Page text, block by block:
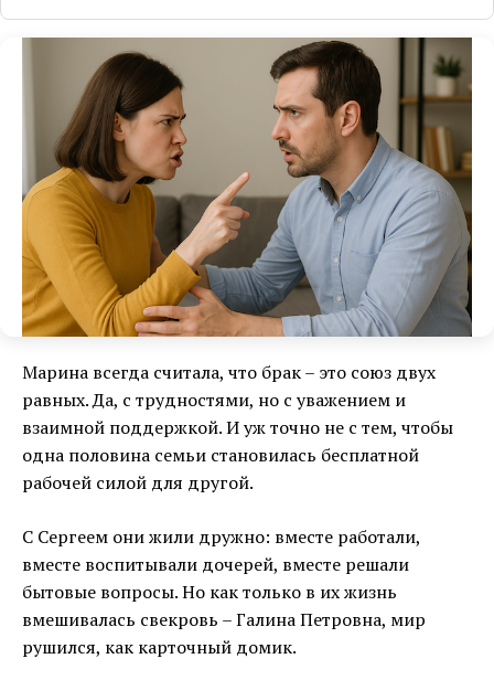
Марина всегда считала, что брак – это союз двух
равных. Да, с трудностями, но с уважением и
взаимной поддержкой. И уж точно не с тем, чтобы
одна половина семьи становилась бесплатной
рабочей силой для другой.
С Сергеем они жили дружно: вместе работали,
вместе воспитывали дочерей, вместе решали
бытовые вопросы. Но как только в их жизнь
вмешивалась свекровь – Галина Петровна, мир
рушился, как карточный домик.